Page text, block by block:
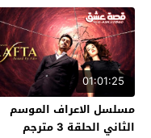
01:01:25
مسلسل الاعراف الموسم
الثاني الحلقة 3 مترجم